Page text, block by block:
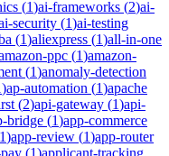
(1)ai-frameworks (2)ai-
security (1)ai-testing
(1)aliexpress (1)all-in-one
ppc (1)amazon-
(1)anomaly-detection
)ap-automation (1)apache
(2)api-gateway (1)api-
bridge (1)app-commerce
1)app-review (1)app-router
(1)applicant-tracking